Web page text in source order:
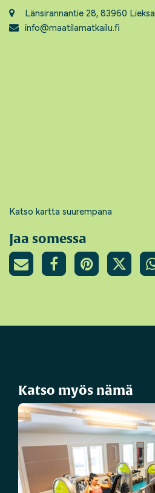
Länsirannantie 28, 83960 Lieksa
info@maatilamatkailu.fi
Katso kartta suurempana
Jaa somessa
Katso myös nämä